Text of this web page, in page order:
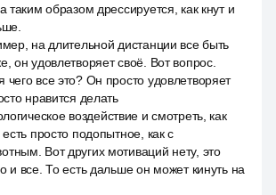
таким образом дрессируется, как кнут и
на длительной дистанции все быть
он удовлетворяет своё. Вот вопрос.
все это? Он просто удовлетворяет
нравится делать
воздействие и смотреть, как
просто подопытное, как с
Вот других мотиваций нету, это
и все. То есть дальше он может кинуть на